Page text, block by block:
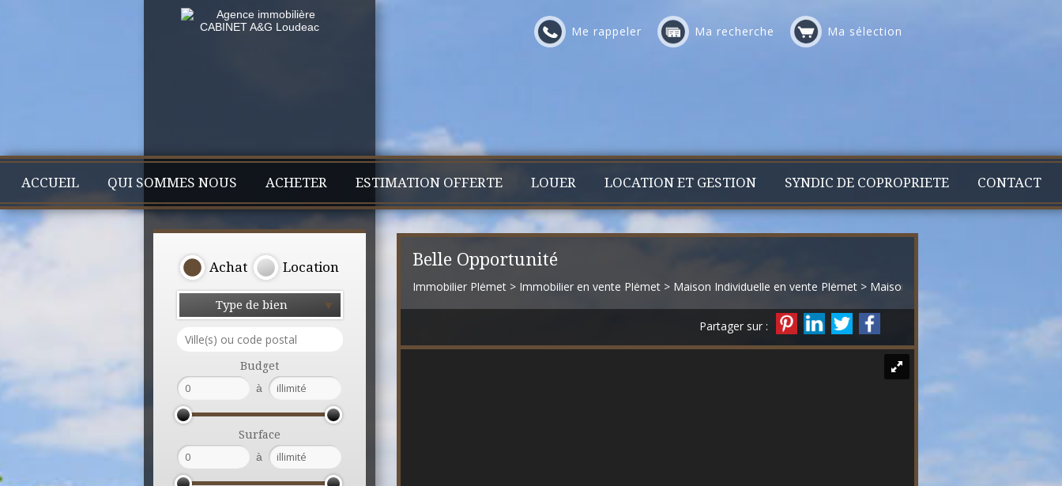
Me rappeler Ma recherche Ma sélection
ACCUEIL QUI SOMMES NOUS ACHETER ESTIMATION OFFERTE LOUER LOCATION ET GESTION SYNDIC DE COPROPRIETE CONTACT
Achat Location
Type de bien
Budget
à
Surface
à
Belle Opportunité
Immobilier Plémet > Immobilier en vente Plémet > Maison Individuelle en vente Plémet > Maison individuelle VM1714
Partager sur :